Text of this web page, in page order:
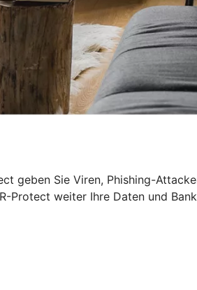
geben Sie Viren, Phishing-
weiter Ihre Daten und